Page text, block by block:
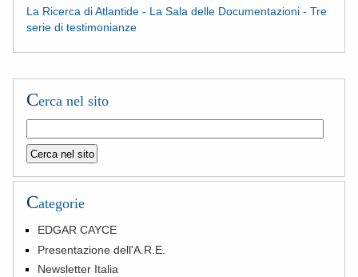
La Ricerca di Atlantide - La Sala delle Documentazioni - Tre
serie di testimonianze
Cerca nel sito
Categorie
EDGAR CAYCE
Presentazione dell'A.R.E.
Newsletter Italia